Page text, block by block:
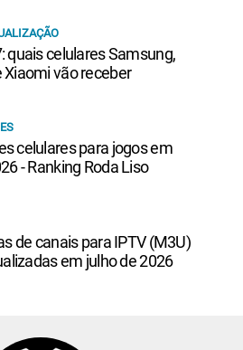
quais celulares Samsung,
Xiaomi vão receber
celulares para jogos em
- Ranking Roda Liso
de canais para IPTV (M3U)
em julho de 2026